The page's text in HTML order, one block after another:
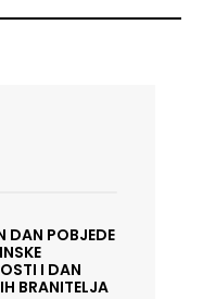
DAN POBJEDE
I DAN
BRANITELJA